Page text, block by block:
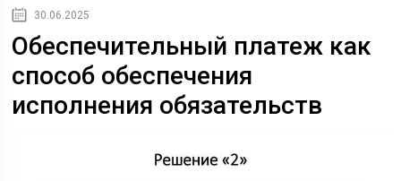
30.06.2025
Обеспечительный платеж как
способ обеспечения
исполнения обязательств